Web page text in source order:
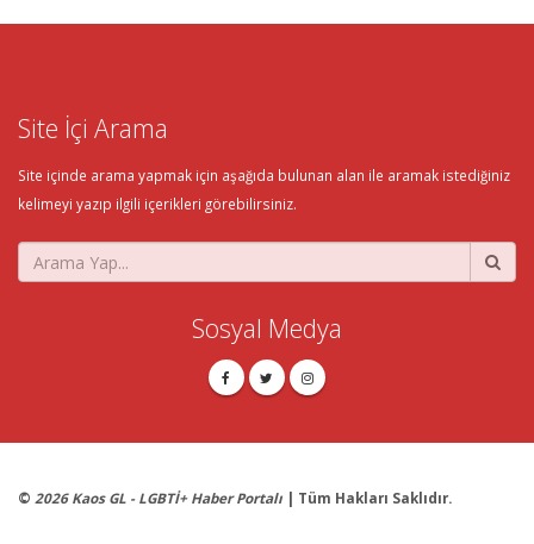
Site İçi Arama
Site içinde arama yapmak için aşağıda bulunan alan ile aramak istediğiniz
kelimeyi yazıp ilgili içerikleri görebilirsiniz.
Sosyal Medya
© 2026 Kaos GL - LGBTİ+ Haber Portalı | Tüm Hakları Saklıdır.